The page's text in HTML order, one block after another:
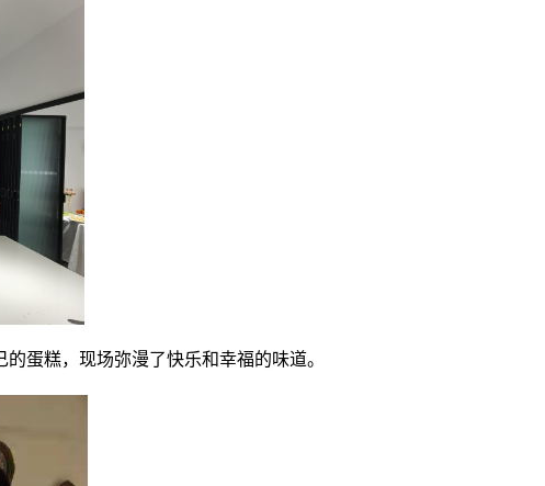
蛋糕，现场弥漫了快乐和幸福的味道。